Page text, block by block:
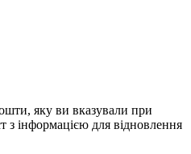
яку ви вказували при
з інформацією для відновлення